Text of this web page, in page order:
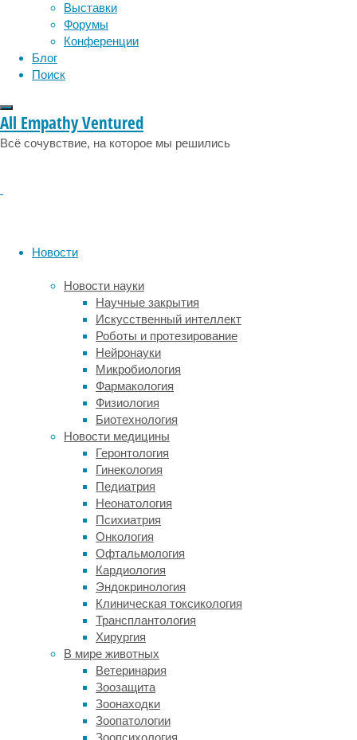
Выставки
Форумы
Конференции
Блог
Поиск
All Empathy Ventured
Всё сочувствие, на которое мы решились
Новости
Новости науки
Научные закрытия
Искусственный интеллект
Роботы и протезирование
Нейронауки
Микробиология
Фармакология
Физиология
Биотехнология
Новости медицины
Геронтология
Гинекология
Педиатрия
Неонатология
Психиатрия
Онкология
Офтальмология
Кардиология
Эндокринология
Клиническая токсикология
Трансплантология
Хирургия
В мире животных
Ветеринария
Зоозащита
Зоонаходки
Зоопатологии
Зоопсихология
поверхности
к
объему
холодных
краях,
температуру
не
мерзнуть.
Например,
белый
медведь
два
половиной
раза
выше
малайского.
целом,
это
вроде
бы
работающее
правило:
за
последние
30
лет
размер
многих
птиц